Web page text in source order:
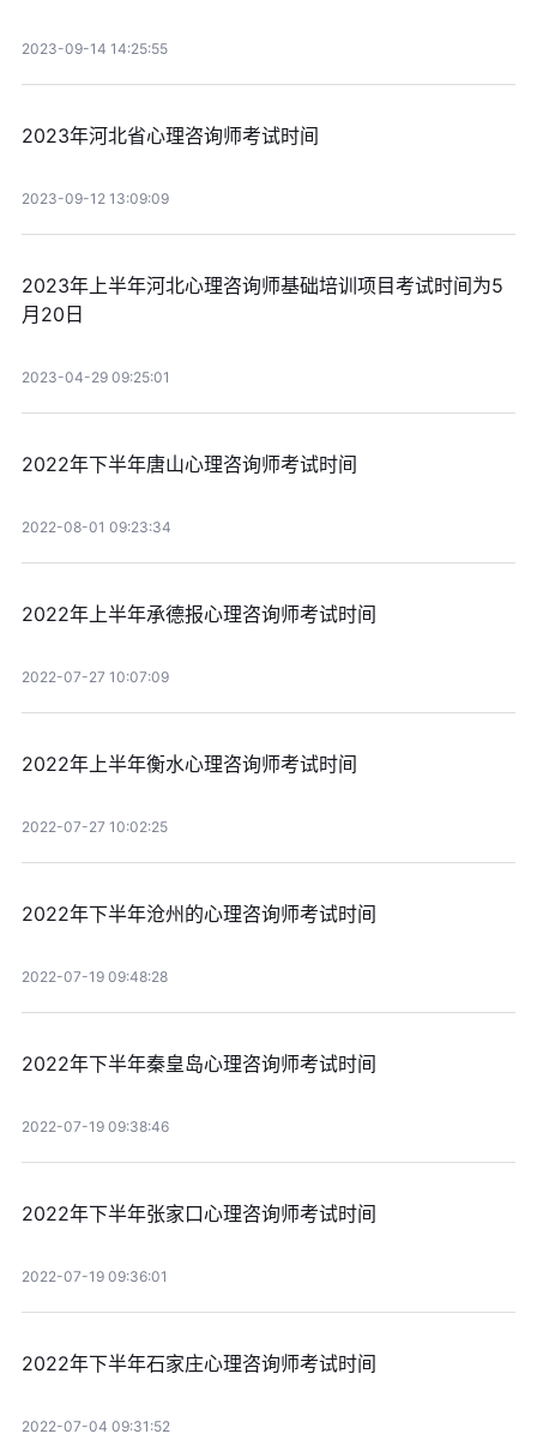
2023-09-14 14:25:55
2023年河北省心理咨询师考试时间
2023-09-12 13:09:09
2023年上半年河北心理咨询师基础培训项目考试时间为5
月20日
2023-04-29 09:25:01
2022年下半年唐山心理咨询师考试时间
2022-08-01 09:23:34
2022年上半年承德报心理咨询师考试时间
2022-07-27 10:07:09
2022年上半年衡水心理咨询师考试时间
2022-07-27 10:02:25
2022年下半年沧州的心理咨询师考试时间
2022-07-19 09:48:28
2022年下半年秦皇岛心理咨询师考试时间
2022-07-19 09:38:46
2022年下半年张家口心理咨询师考试时间
2022-07-19 09:36:01
2022年下半年石家庄心理咨询师考试时间
2022-07-04 09:31:52